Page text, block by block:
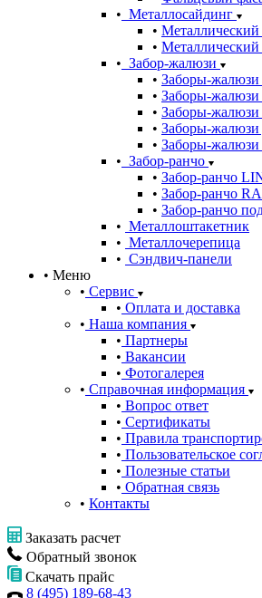
Металлосайдинг
Металлический
Забор-жалюзи
Заборы-жалюзи
Заборы-жалюзи
Заборы-жалюзи
Заборы-жалюзи
Заборы-жалюзи
Забор-ранчо
Забор-ранчо
Забор-ранчо
Забор-ранчо
Металлоштакетник
Металлочерепица
Сэндвич-панели
Меню
Сервис
Оплата и доставка
Наша компания
Партнеры
Вакансии
Фотогалерея
Справочная информация
Вопрос ответ
Сертификаты
Правила
Пользовательское
Полезные статьи
Обратная связь
Контакты
Заказать расчет
Обратный звонок
Скачать прайс
8 (495) 189-68-43